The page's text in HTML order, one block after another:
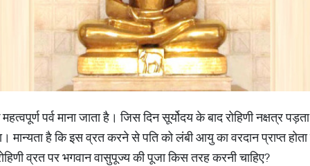
पर्व माना जाता है। जिस दिन सूर्योदय के बाद रोहिणी नक्षत्र
मान्यता है कि इस व्रत करने से पति को लंबी आयु का वरदान प्राप्त
व्रत पर भगवान वासुपूज्य की पूजा किस तरह करनी चाहिए?